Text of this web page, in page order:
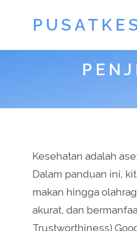
Kesehatan adalah
Dalam panduan ini,
makan hingga
akurat, dan
Trustworthiness)